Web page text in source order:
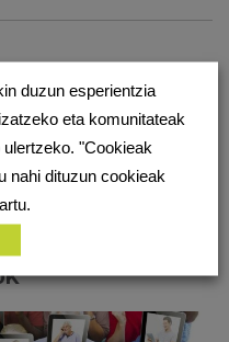
KOMUNITATE
ETA BILAKAERA
Hurrengo artikulua
ESTATIKOA ETA
DIGITALA
duzun esperientzia
eta komunitateak
"Cookieak
nahi dituzun cookieak